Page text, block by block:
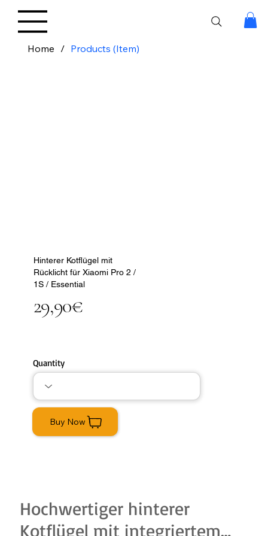
Home / Products (Item)
Hinterer Kotflügel mit
Rücklicht für Xiaomi Pro 2 /
1S / Essential
29,90€
Quantity
Buy Now
Hochwertiger hinterer
Kotflügel mit integriertem